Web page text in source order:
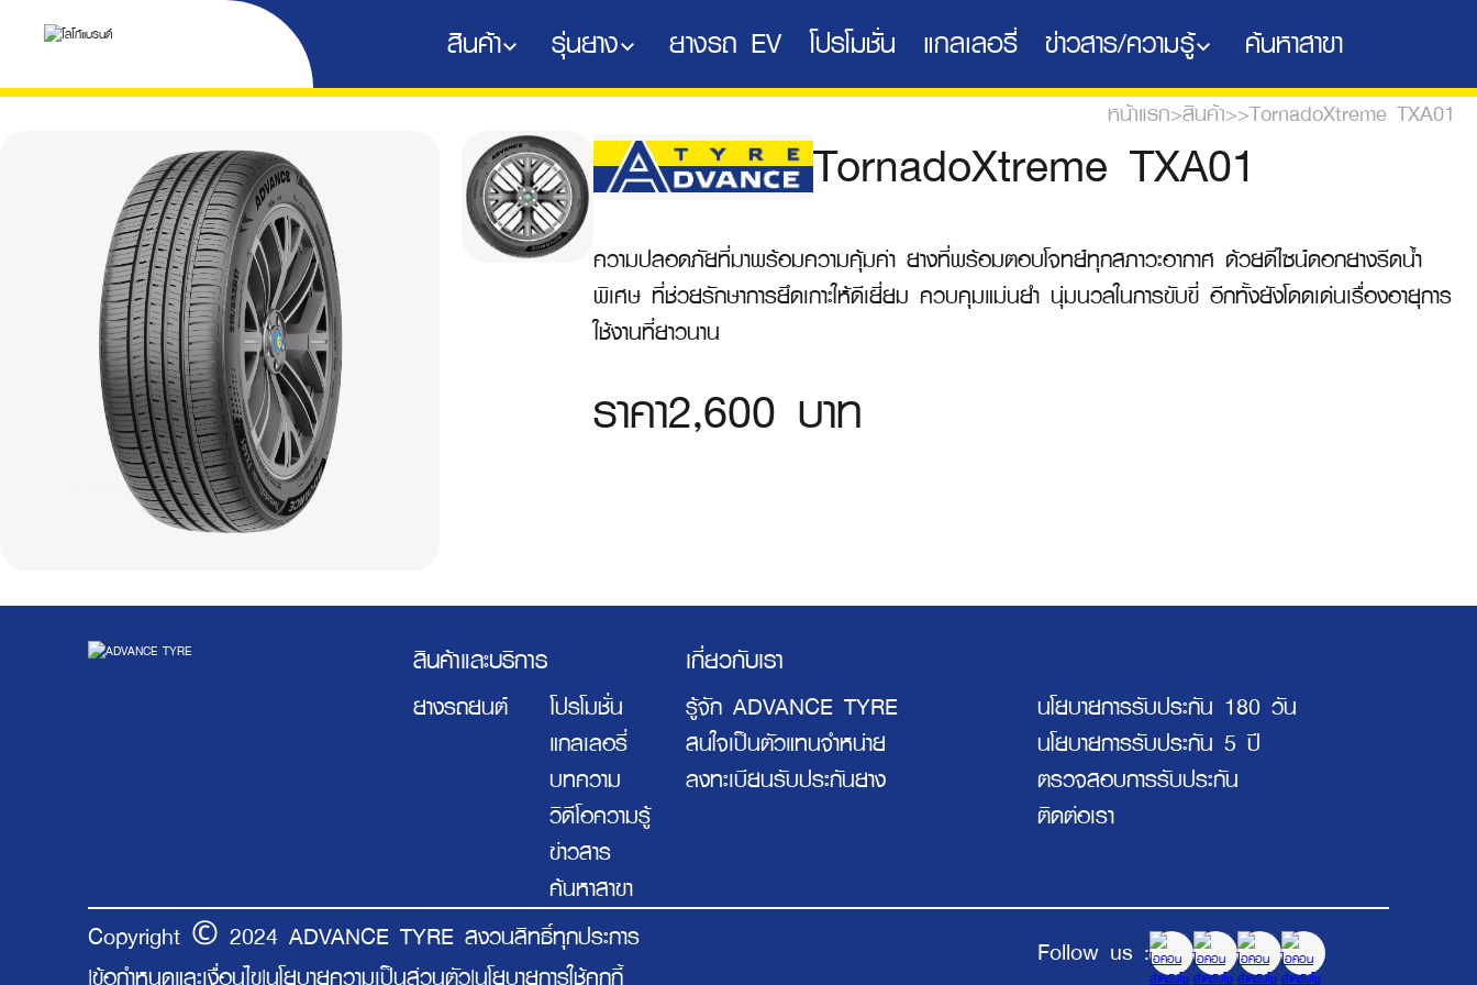
สินค้า รุ่นยาง ยางรถ EV โปรโมชั่น แกลเลอรี่ ข่าวสาร/ความรู้ ค้นหาสาขา
หน้าแรก>สินค้า>>TornadoXtreme TXA01
TornadoXtreme TXA01
ความปลอดภัยที่มาพร้อมความคุ้มค่า ยางที่พร้อมตอบโจทย์ทุกสภาวะอากาศ ด้วยดีไซน์ดอกยางรีดน้ำ
พิเศษ ที่ช่วยรักษาการยึดเกาะให้ดีเยี่ยม ควบคุมแม่นยำ นุ่มนวลในการขับขี่ อีกทั้งยังโดดเด่นเรื่องอายุการ
ใช้งานที่ยาวนาน
ราคา2,600 บาท
สินค้าและบริการ
ยางรถยนต์
โปรโมชั่น
แกลเลอรี่
บทความ
วิดีโอความรู้
ข่าวสาร
ค้นหาสาขา
เกี่ยวกับเรา
รู้จัก ADVANCE TYRE
สนใจเป็นตัวแทนจำหน่าย
ลงทะเบียนรับประกันยาง
นโยบายการรับประกัน 180 วัน
นโยบายการรับประกัน 5 ปี
ตรวจสอบการรับประกัน
ติดต่อเรา
Copyright © 2024 ADVANCE TYRE สงวนสิทธิ์ทุกประการ
|ข้อกำหนดและเงื่อนไข|นโยบายความเป็นส่วนตัว|นโยบายการใช้คุกกี้
Follow us :